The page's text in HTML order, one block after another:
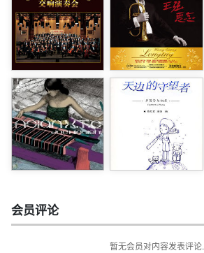
会员评论
暂无会员对内容发表评论.